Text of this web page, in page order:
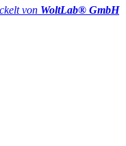
von WoltLab® GmbH